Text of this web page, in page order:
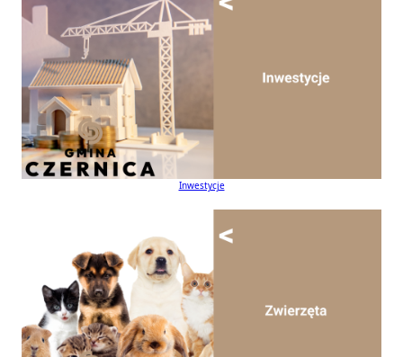
Inwestycje